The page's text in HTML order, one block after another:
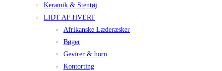
Keramik & Stentøj
LIDT AF HVERT
Afrikanske Læderæsker
Bøger
Gevirer & horn
Kontorting